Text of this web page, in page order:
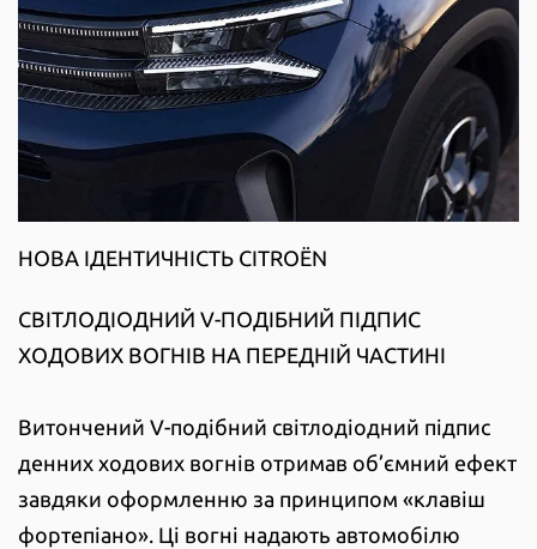
НОВА ІДЕНТИЧНІСТЬ CITROËN
СВІТЛОДІОДНИЙ V-ПОДІБНИЙ ПІДПИС
ХОДОВИХ ВОГНІВ НА ПЕРЕДНІЙ ЧАСТИНІ
Витончений V-подібний світлодіодний підпис
денних ходових вогнів отримав об’ємний ефект
завдяки оформленню за принципом «клавіш
фортепіано». Ці вогні надають автомобілю